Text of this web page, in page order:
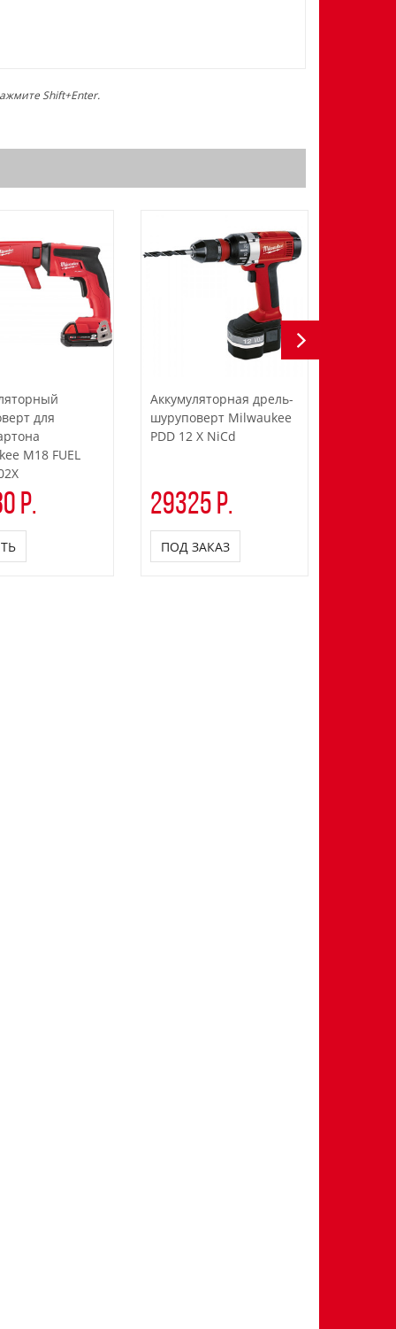
Shift+Enter.
для
M18 FUEL
р.
Аккумуляторная дрель-
шуруповерт Milwaukee
PDD 12 X NiCd
29325 р.
ПОД ЗАКАЗ